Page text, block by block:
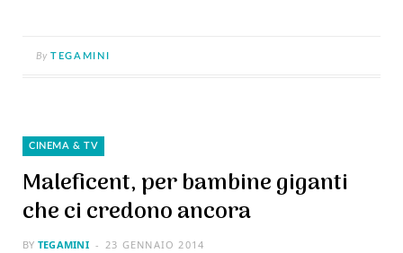
By TEGAMINI
CINEMA & TV
Maleficent, per bambine giganti
che ci credono ancora
BY TEGAMINI 23 GENNAIO 2014